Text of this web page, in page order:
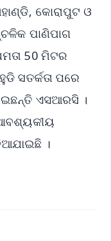
କୋରାପୁଟ ଓ
ପାଣିପାଗ
50 ମିଟର
ସତର୍କତା ପରେ
ଏସଆରସି ।
।